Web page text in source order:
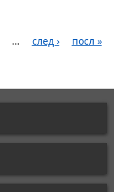
… след › посл »